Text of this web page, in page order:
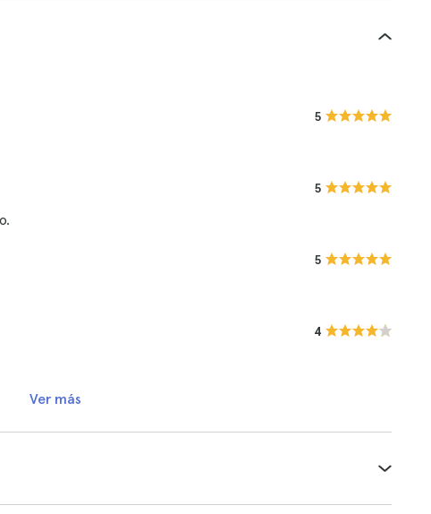
5
5
5
4
Ver más